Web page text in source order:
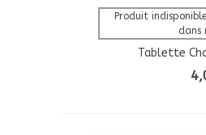
Afficher
Produit
dans
Tablette